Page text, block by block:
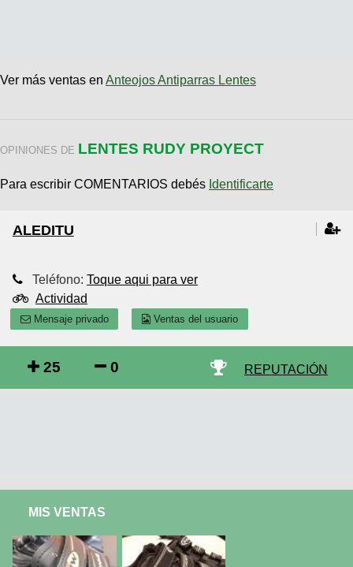
Ver más ventas en Anteojos Antiparras Lentes
OPINIONES DE LENTES RUDY PROYECT
Para escribir COMENTARIOS debés Identificarte
ALEDITU
Teléfono: Toque aqui para ver
Actividad
Mensaje privado Ventas del usuario
25 0 REPUTACIÓN
MIS VENTAS